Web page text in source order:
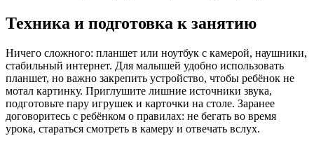
Техника и подготовка к занятию
Ничего сложного: планшет или ноутбук с камерой, наушники,
стабильный интернет. Для малышей удобно использовать
планшет, но важно закрепить устройство, чтобы ребёнок не
мотал картинку. Приглушите лишние источники звука,
подготовьте пару игрушек и карточки на столе. Заранее
договоритесь с ребёнком о правилах: не бегать во время
урока, стараться смотреть в камеру и отвечать вслух.